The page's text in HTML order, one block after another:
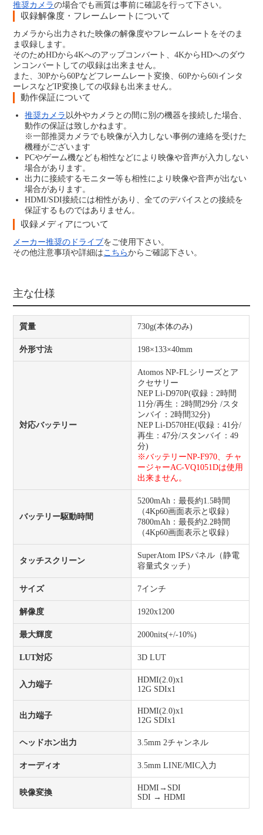
推奨カメラの場合でも画質は事前に確認を行って下さい。
収録解像度・フレームレートについて
カメラから出力された映像の解像度やフレームレートをそのま
ま収録します。
そのためHDから4Kへのアップコンバート、4KからHDへのダウ
ンコンバートしての収録は出来ません。
また、30Pから60Pなどフレームレート変換、60Pから60iインタ
ーレスなどIP変換しての収録も出来ません。
動作保証について
推奨カメラ 以外やカメラとの間に別の機器を接続した場合、
動作の保証は致しかねます。
※一部推奨カメラでも映像が入力しない事例の連絡を受けた
機種がございます
PCやゲーム機なども相性などにより映像や音声が入力しない
場合があります。
出力に接続するモニター等も相性により映像や音声が出ない
場合があります。
HDMI/SDI接続には相性があり、全てのデバイスとの接続を
保証するものではありません。
収録メディアについて
メーカー推奨のドライブをご使用下さい。
その他注意事項や詳細はこちらからご確認下さい。
主な仕様
質量 730g(本体のみ)
外形寸法 198×133×40mm
対応バッテリー
Atomos NP-FLシリーズとア
クセサリー
NEP Li-D970P(収録：2時間
11分/再生：2時間29分 /スタ
ンバイ：2時間32分)
NEP Li-D570HE(収録：41分/
再生：47分/スタンバイ：49
分)
※バッテリーNP-F970、チャ
ージャーAC-VQ1051Dは使用
出来ません。
バッテリー駆動時間
5200mAh：最長約1.5時間
（4Kp60画面表示と収録）
7800mAh：最長約2.2時間
（4Kp60画面表示と収録）
タッチスクリーン
SuperAtom IPSパネル（静電
容量式タッチ）
サイズ 7インチ
解像度 1920x1200
最大輝度 2000nits(+/-10%)
LUT対応 3D LUT
入力端子
HDMI(2.0)x1
12G SDIx1
出力端子
HDMI(2.0)x1
12G SDIx1
ヘッドホン出力 3.5mm 2チャンネル
オーディオ 3.5mm LINE/MIC入力
映像変換
HDMI→SDI
SDI → HDMI